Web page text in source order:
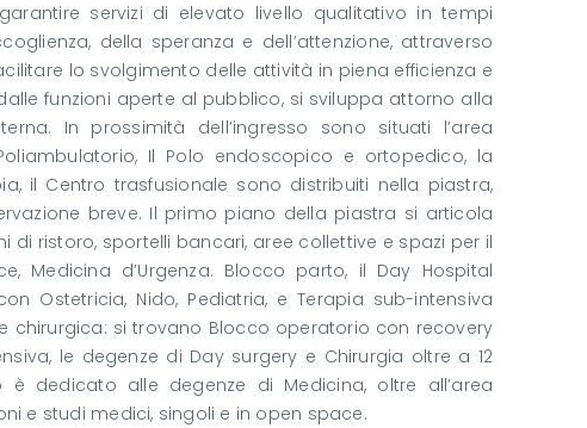
servizi di elevato livello qualitativo in tempi
della speranza e dell’attenzione, attraverso
lo svolgimento delle attività in piena efficienza e
funzioni aperte al pubblico, si sviluppa attorno alla
In prossimità dell’ingresso sono situati l’area
Il Polo endoscopico e ortopedico, la
il Centro trasfusionale sono distribuiti nella piastra,
breve. Il primo piano della piastra si articola
ristoro, sportelli bancari, aree collettive e spazi per il
Medicina d’Urgenza. Blocco parto, il Day Hospital
Ostetricia, Nido, Pediatria, e Terapia sub-intensiva
chirurgica: si trovano Blocco operatorio con recovery
le degenze di Day surgery e Chirurgia oltre a 12
dedicato alle degenze di Medicina, oltre all’area
e studi medici, singoli e in open space.